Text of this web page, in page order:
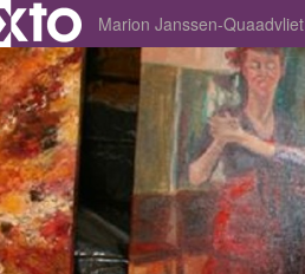
Marion Janssen-Quaadvliet